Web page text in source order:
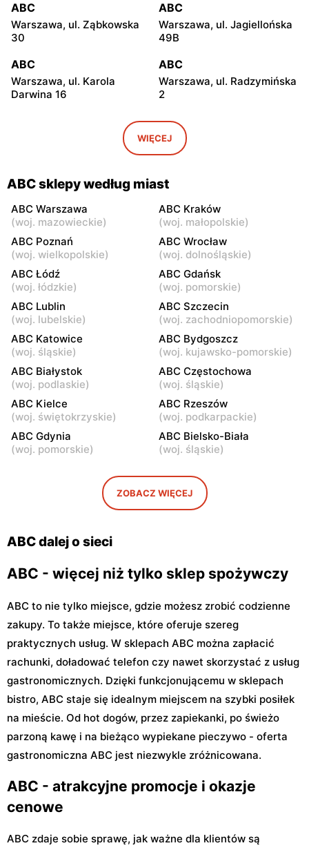
ABC
Warszawa, ul. Ząbkowska
30
ABC
Warszawa, ul. Jagiellońska
49B
ABC
Warszawa, ul. Karola
Darwina 16
ABC
Warszawa, ul. Radzymińska
2
ABC
Warszawa, ul. Białostocka
9
ABC
Warszawa, ul. Grochowska
321
ABC
ABC
Warszawa, ul. Kowieńska
20
ABC
Warszawa, ul. Chełmska 9
ABC
Warszawa, ul. Łochowska
39
ABC
Warszawa, ul. Pustola 23
ABC
Warszawa, ul. Staniewicka
24
ABC
Warszawa, ul. Ludwika
Kickiego 12
ABC
Warszawa, ul. Grenadierów
2
ABC
Warszawa, ul. Jana
Kochanowskiego 39
Warszawa, ul. Andrzeja
Warszawa, ul. Samarytanka
3
Warszawa, ul. Sulejkowska
43
WIĘCEJ
ABC sklepy według miast
ABC Warszawa
(woj. mazowieckie)
ABC Kraków
(woj. małopolskie)
ABC Poznań
(woj. wielkopolskie)
ABC Wrocław
(woj. dolnośląskie)
ABC Łódź
(woj. łódzkie)
ABC Gdańsk
(woj. pomorskie)
ABC Lublin
(woj. lubelskie)
ABC Szczecin
(woj. zachodniopomorskie)
ABC Katowice
(woj. śląskie)
ABC Bydgoszcz
(woj. kujawsko-pomorskie)
ABC Białystok
(woj. podlaskie)
ABC Częstochowa
(woj. śląskie)
ABC Kielce
(woj. świętokrzyskie)
ABC Rzeszów
(woj. podkarpackie)
ABC Gdynia
(woj. pomorskie)
ABC Bielsko-Biała
(woj. śląskie)
ZOBACZ WIĘCEJ
ABC dalej o sieci
ABC - więcej niż tylko sklep spożywczy
ABC to nie tylko miejsce, gdzie możesz zrobić codzienne
zakupy. To także miejsce, które oferuje szereg
praktycznych usług. W sklepach ABC można zapłacić
rachunki, doładować telefon czy nawet skorzystać z usług
gastronomicznych. Dzięki funkcjonującemu w sklepach
bistro, ABC staje się idealnym miejscem na szybki posiłek
na mieście. Od hot dogów, przez zapiekanki, po świeżo
parzoną kawę i na bieżąco wypiekane pieczywo - oferta
gastronomiczna ABC jest niezwykle zróżnicowana.
ABC - atrakcyjne promocje i okazje
cenowe
ABC zdaje sobie sprawę, jak ważne dla klientów są